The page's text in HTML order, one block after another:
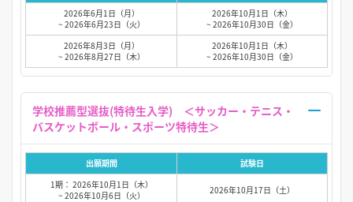
2026年6月1日（月）
~ 2026年6月23日（火）
2026年10月1日（木）
~ 2026年10月30日（金）
2026年8月3日（月）
~ 2026年8月27日（木）
2026年10月1日（木）
~ 2026年10月30日（金）
学校推薦型選抜(特待生入学) ＜サッカー・テニス・
出願期間
試験日
1期： 2026年10月1日（木）
~ 2026年10月6日（火）
2026年10月17日（土）